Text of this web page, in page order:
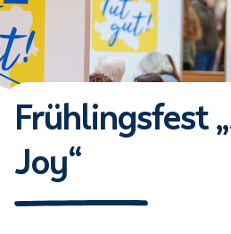
Frühlingsfest
Joy“